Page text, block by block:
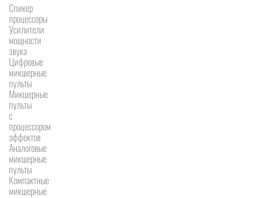
Спикер
процессоры
Усилители
мощности
звука
Цифровые
микшерные
пульты
Микшерные
пульты
с
процессором
эффектов
Аналоговые
микшерные
пульты
Компактные
микшерные